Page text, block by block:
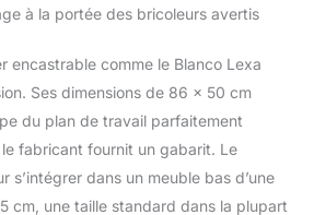
Consultez également la
supplémentaires » sur le
site Web du fabricant
à la portée des bricoleurs avertis
encastrable comme le Blanco Lexa
Ses dimensions de 86 x 50 cm
du plan de travail parfaitement
fabricant fournit un gabarit. Le
s’intégrer dans un meuble bas d’une
cm, une taille standard dans la plupart